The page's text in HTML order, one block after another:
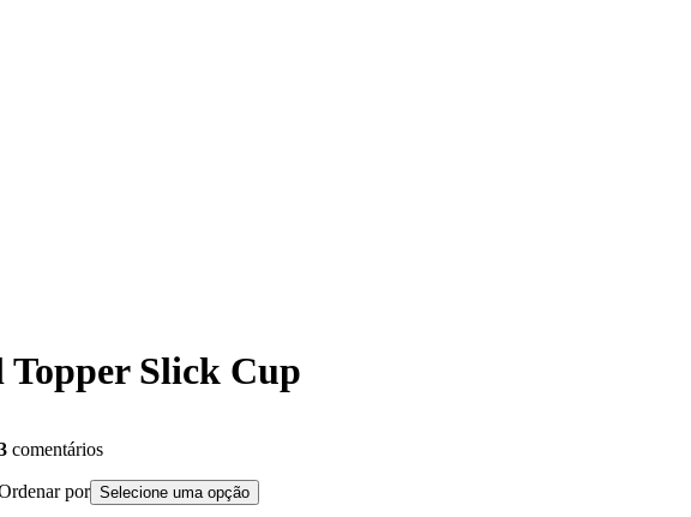
Topper Slick Cup
comentários
por Selecione uma opção